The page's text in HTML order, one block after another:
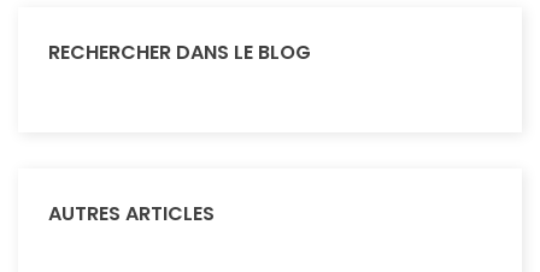
RECHERCHER DANS LE BLOG
AUTRES ARTICLES